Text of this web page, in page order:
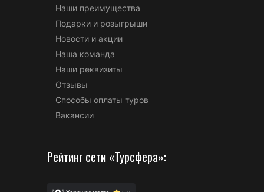
Наши преимущества
Подарки и розыгрыши
Новости и акции
Наша команда
Наши реквизиты
Отзывы
Способы оплаты туров
Вакансии
Рейтинг сети «Турсфера»: